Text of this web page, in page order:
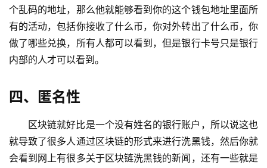
个乱码的地址，那么他就能够看到你的这个钱包地址里面所
有的活动，包括你接收了什么币，你对外转出了什么币，你
做了哪些兑换，所有人都可以看到，但是银行卡号只是银行
内部的人才可以看到。
四、匿名性
区块链就好比是一个没有姓名的银行账户，所以说这也
就导致了很多人通过区块链的形式来进行洗黑钱，然后你就
会看到网上有很多关于区块链洗黑钱的新闻，还有一些就是